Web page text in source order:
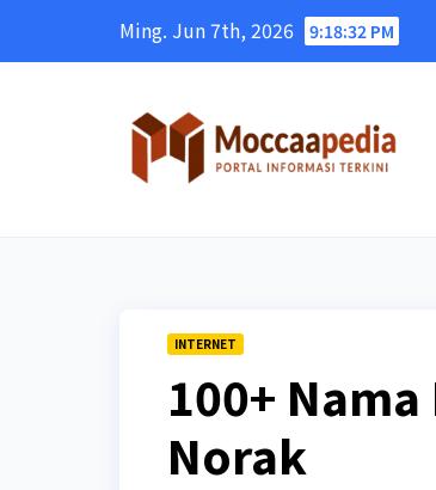
Ming. Jun 7th, 2026 9:18:34 PM
INTERNET
100+
Norak